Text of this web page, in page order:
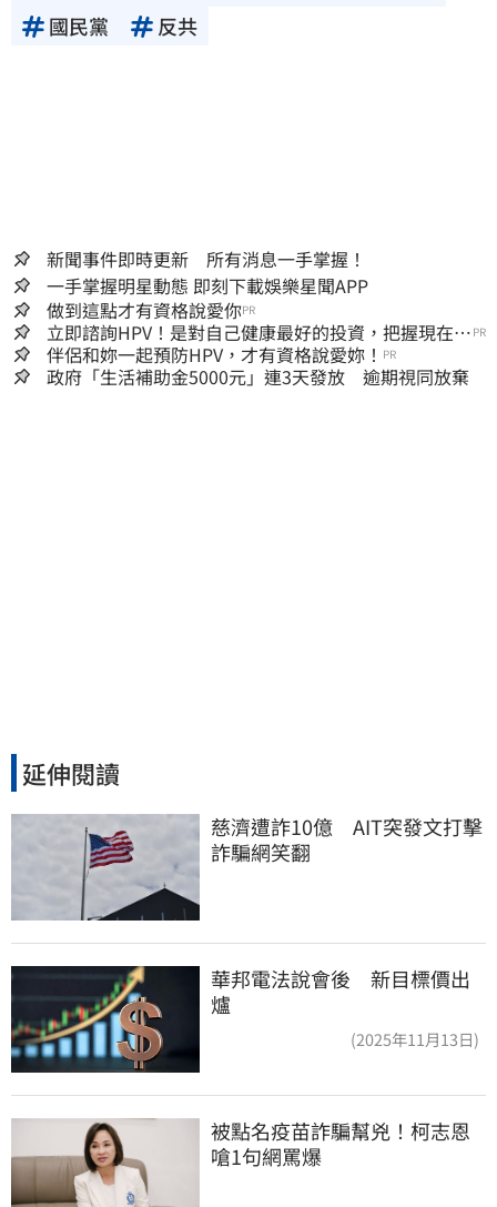
國民黨
反共
新聞事件即時更新 所有消息一手掌握！
一手掌握明星動態 即刻下載娛樂星聞APP
做到這點才有資格說愛你PR
立即諮詢HPV！是對自己健康最好的投資，把握現在不
嫌晚！
PR
伴侶和妳一起預防HPV，才有資格說愛妳！ PR
政府「生活補助金5000元」連3天發放 逾期視同放棄
延伸閱讀
慈濟遭詐10億　AIT突發文打擊
詐騙網笑翻
華邦電法說會後 新目標價出
爐
(2025年11月13日)
被點名疫苗詐騙幫兇！柯志恩
嗆1句網罵爆